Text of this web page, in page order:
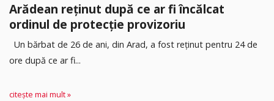
Arădean reținut după ce ar fi încălcat
ordinul de protecție provizoriu
Un bărbat de 26 de ani, din Arad, a fost reținut pentru 24 de
ore după ce ar fi...
citește mai mult »